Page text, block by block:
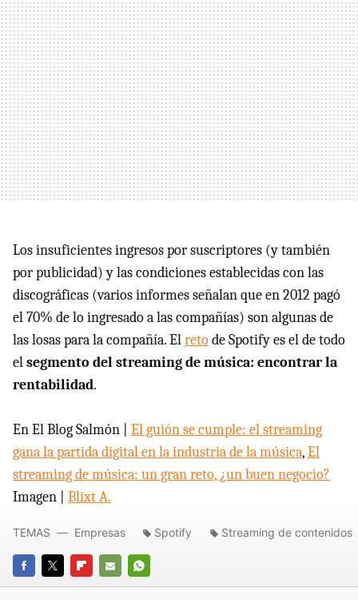
Los insuficientes ingresos por suscriptores (y también
por publicidad) y las condiciones establecidas con las
discográficas (varios informes señalan que en 2012 pagó
el 70% de lo ingresado a las compañías) son algunas de
las losas para la compañía. Elretode Spotify es el de todo
elsegmento del streaming de música: encontrar la
rentabilidad.
En El Blog Salmón | El guión se cumple: el streaming
gana la partida digital en la industria de la música,El
streaming de música: un gran reto, ¿un buen negocio?
Imagen | Blixt A.
FACEBOOK
TWITTERFLIPBOARD
E-
WHATSAPP
TEMAS Empresas Spotify Streaming de contenidos